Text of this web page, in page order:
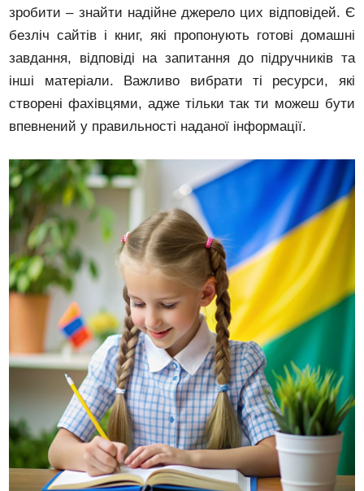
зробити – знайти надійне джерело цих відповідей. Є
безліч сайтів і книг, які пропонують готові домашні
завдання, відповіді на запитання до підручників та
інші матеріали. Важливо вибрати ті ресурси, які
створені фахівцями, адже тільки так ти можеш бути
впевнений у правильності наданої інформації.